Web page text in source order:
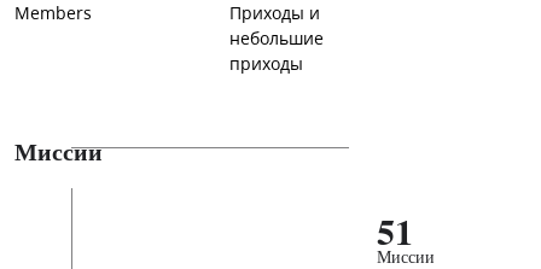
Members
Приходы и
небольшие
приходы
Миссии
51
Миссии